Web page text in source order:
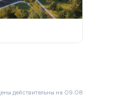
действительны на 09.08